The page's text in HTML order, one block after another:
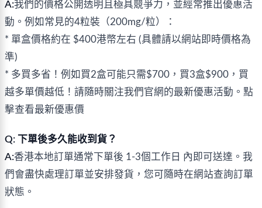
A:我們的價格公開透明且極具競爭力，並經常推出優惠活
動。例如常見的4粒裝（200mg/粒）：
* 單盒價格約在 $400港幣左右 (具體請以網站即時價格為
準)
* 多買多省！例如買2盒可能只需$700，買3盒$900，買
越多單價越低！請隨時關注我們官網的最新優惠活動。點
擊查看最新優惠價
Q: 下單後多久能收到貨？
A:香港本地訂單通常下單後 1-3個工作日 內即可送達。我
們會盡快處理訂單並安排發貨，您可隨時在網站查詢訂單
狀態。